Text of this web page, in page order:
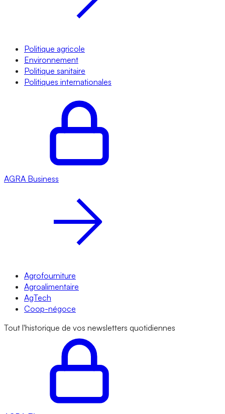
Politique agricole
Environnement
Politique sanitaire
Politiques internationales
AGRA Business
Agrofourniture
Agroalimentaire
AgTech
Coop-négoce
Tout l'historique de vos newsletters quotidiennes